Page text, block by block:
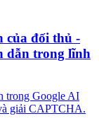
của đối thủ -
dẫn trong lĩnh
trong Google AI
giải CAPTCHA.